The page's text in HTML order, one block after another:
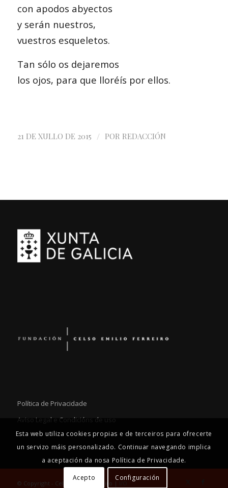
con apodos abyectos
y serán nuestros,
vuestros esqueletos.
Tan sólo os dejaremos
los ojos, para que lloréís por ellos.
21 DE XULLO DE 2015 / POR REDACCIÓN
Política de Privacidade
Aviso Legal e Condicións de uso
© Copyright - Celso Emilio Ferreiro |
Esta web utiliza cookies propias e de terceiros para ofrecerte
un servizo máis personalizado. Continuar navegando implica
a aceptación da nosa Política de Privacidade.
Acepto Configuración